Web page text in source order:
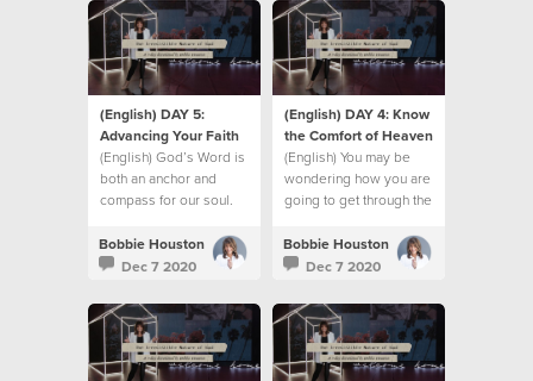
(English) DAY 5:
Advancing Your Faith
(English) God’s Word is
both an anchor and
compass for our soul.
Bobbie Houston
Dec 7 2020
(English) DAY 4: Know
the Comfort of Heaven
(English) You may be
wondering how you are
going to get through the
season you’re in right
now.
Bobbie Houston
Dec 7 2020